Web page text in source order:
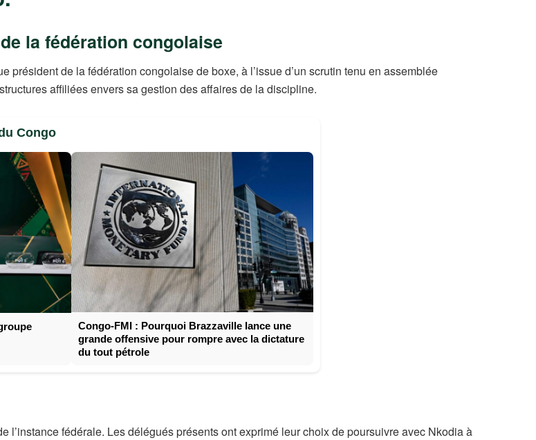
la fédération congolaise
de la fédération congolaise de boxe, à l’issue d’un scrutin tenu en assemblée
affiliées envers sa gestion des affaires de la discipline.
Congo
Congo-FMI : Pourquoi Brazzaville lance une
grande offensive pour rompre avec la dictature
du tout pétrole
l’instance fédérale. Les délégués présents ont exprimé leur choix de poursuivre avec Nkodia à